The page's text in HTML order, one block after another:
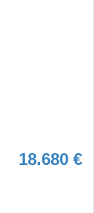
18.680 €